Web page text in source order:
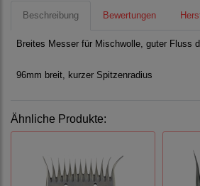
Beschreibung Bewertungen
Breites Messer für Mischwolle, guter Fluss
96mm breit, kurzer Spitzenradius
Ähnliche Produkte: